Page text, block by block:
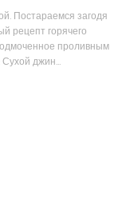
Постараемся загодя
рецепт горячего
проливным
джин...